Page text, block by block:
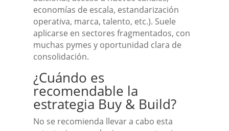
economías de escala, estandarización
operativa, marca, talento, etc.). Suele
aplicarse en sectores fragmentados, con
muchas pymes y oportunidad clara de
consolidación.
¿Cuándo es
recomendable la
estrategia Buy & Build?
No se recomienda llevar a cabo esta